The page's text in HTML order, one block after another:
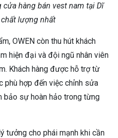
hàng bán vest nam tại Dĩ
lượng nhất
OWEN còn thu hút khách
hiện đại và đội ngũ nhân viên
Khách hàng được hỗ trợ từ
phù hợp đến việc chỉnh sửa
bảo sự hoàn hảo trong từng
tưởng cho phái mạnh khi cần